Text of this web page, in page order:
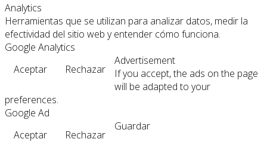
Analytics
Herramientas que se utilizan para analizar datos, medir la
efectividad del sitio web y entender cómo funciona.
Google Analytics
Aceptar
Rechazar
Advertisement
If you accept, the ads on the page
will be adapted to your
preferences.
Google Ad
Aceptar
Rechazar
Guardar